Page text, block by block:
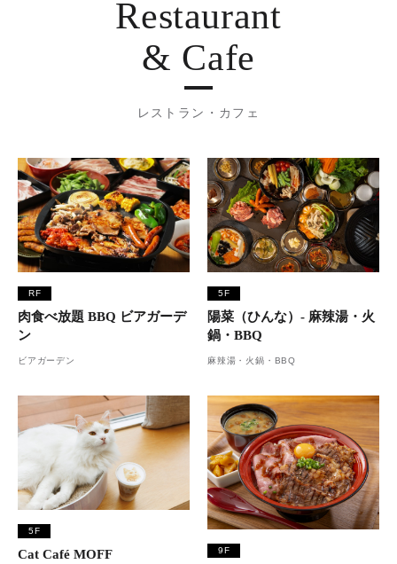
Restaurant
& Cafe
レストラン・カフェ
RF
肉食べ放題 BBQ ビアガーデ
ン
ビアガーデン
5F
陽菜（ひんな）- 麻辣湯・火
鍋・BBQ
麻辣湯・火鍋・BBQ
5F
Cat Café MOFF 9F